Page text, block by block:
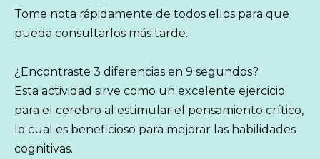
Tome nota rápidamente de todos ellos para que
pueda consultarlos más tarde.
¿Encontraste 3 diferencias en 9 segundos?
Esta actividad sirve como un excelente ejercicio
para el cerebro al estimular el pensamiento crítico,
lo cual es beneficioso para mejorar las habilidades
cognitivas.